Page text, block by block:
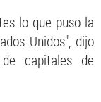
lo que puso la
Unidos", dijo
capitales de